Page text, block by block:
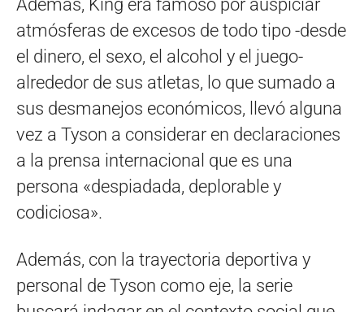
Además, King era famoso por auspiciar
atmósferas de excesos de todo tipo -desde
el dinero, el sexo, el alcohol y el juego-
alrededor de sus atletas, lo que sumado a
sus desmanejos económicos, llevó alguna
vez a Tyson a considerar en declaraciones
a la prensa internacional que es una
persona «despiadada, deplorable y
codiciosa».
Además, con la trayectoria deportiva y
personal de Tyson como eje, la serie